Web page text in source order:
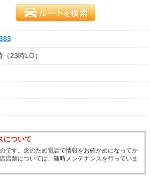
23時LO）
について
です。念のため電話で情報をお確かめになってか
店舗については、随時メンテナンスを行っていま